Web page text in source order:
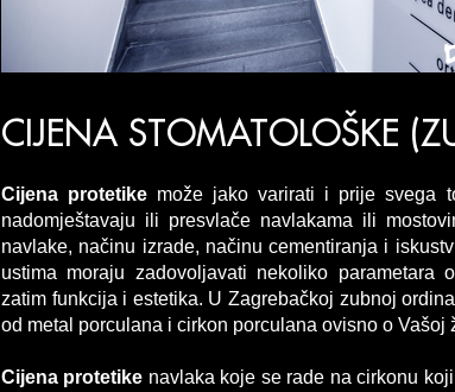
CIJENA STOMATOLOŠKE
Cijena protetike može jako varirati i prije svega
nadomještavaju ili presvlače navlakama ili
navlake, načinu izrade, načinu cementiranja i
ustima moraju zadovoljavati nekoliko parametara
zatim funkcija i estetika. U Zagrebačkoj zubnoj
od metal porculana i cirkon porculana ovisno o
Cijena protetike navlaka koje se rade na cirkonu